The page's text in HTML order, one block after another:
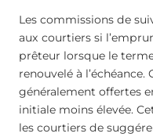
Les commissions de
aux courtiers si
prêteur lorsque le
renouvelé à
généralement offertes
initiale moins élevée.
les courtiers de